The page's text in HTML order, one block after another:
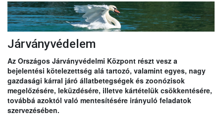
Járványvédelem
Az Országos Járványvédelmi Központ részt vesz a
bejelentési kötelezettség alá tartozó, valamint egyes, nagy
gazdasági kárral járó állatbetegségek és zoonózisok
megelőzésére, leküzdésére, illetve kártételük csökkentésére,
továbbá azoktól való mentesítésére irányuló feladatok
szervezésében.